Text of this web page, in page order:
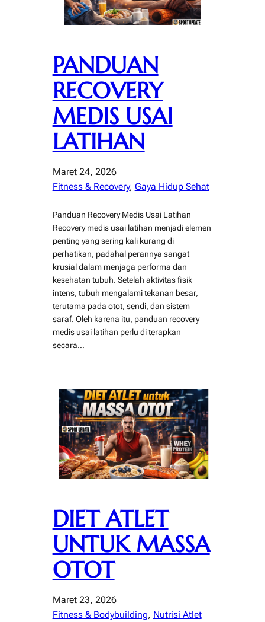
PANDUAN
RECOVERY
MEDIS USAI
LATIHAN
Maret 24, 2026
Fitness & Recovery, Gaya Hidup Sehat
Panduan Recovery Medis Usai Latihan
Recovery medis usai latihan menjadi elemen
penting yang sering kali kurang di
perhatikan, padahal perannya sangat
krusial dalam menjaga performa dan
kesehatan tubuh. Setelah aktivitas fisik
intens, tubuh mengalami tekanan besar,
terutama pada otot, sendi, dan sistem
saraf. Oleh karena itu, panduan recovery
medis usai latihan perlu di terapkan
secara…
DIET ATLET
UNTUK MASSA
OTOT
Maret 23, 2026
Fitness & Bodybuilding, Nutrisi Atlet